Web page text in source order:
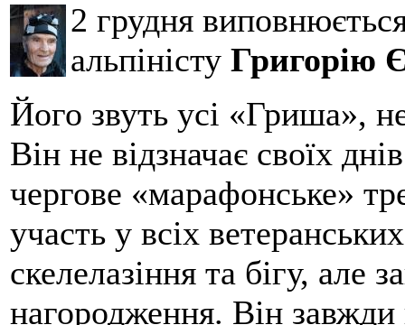
2 грудня
альпіністу Григорію
Його звуть усі «Гриша»,
Він не відзначає своїх
чергове «марафонське»
участь у всіх
скелелазіння та бігу, але
нагородження. Він